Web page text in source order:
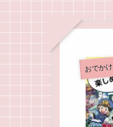
おでかけ